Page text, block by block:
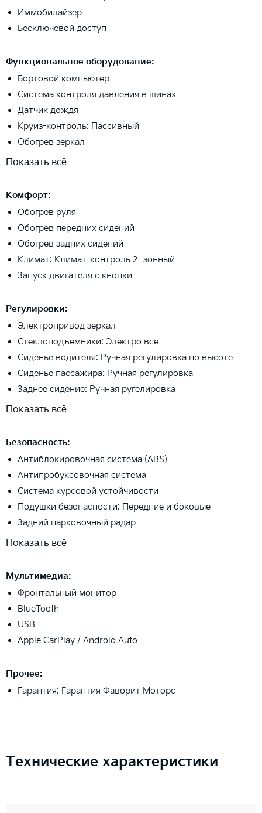
Иммобилайзер
Бесключевой доступ
Функциональное оборудование:
Бортовой компьютер
Система контроля давления в шинах
Датчик дождя
Круиз-контроль: Пассивный
Обогрев зеркал
Показать всё
Комфорт:
Обогрев руля
Обогрев передних сидений
Обогрев задних сидений
Климат: Климат-контроль 2- зонный
Запуск двигателя с кнопки
Регулировки:
Электропривод зеркал
Стеклоподъемники: Электро все
Сиденье водителя: Ручная регулировка по высоте
Сиденье пассажира: Ручная регулировка
Заднее сидение: Ручная ругелировка
Показать всё
Безопасность:
Антиблокировочная система (ABS)
Антипробуксовочная система
Система курсовой устойчивости
Подушки безопасности: Передние и боковые
Задний парковочный радар
Показать всё
Мультимедиа:
Фронтальный монитор
BlueTooth
USB
Apple CarPlay / Android Auto
Прочее:
Гарантия: Гарантия Фаворит Моторс
Технические характеристики